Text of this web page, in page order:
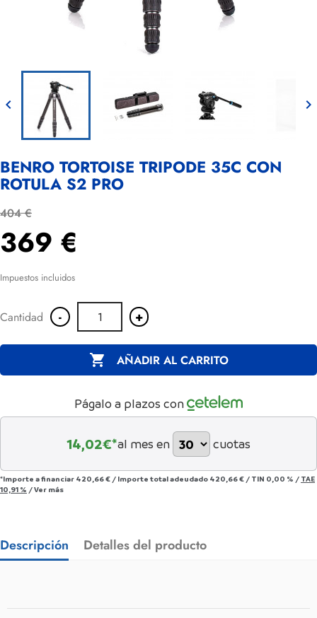
 
BENRO TORTOISE TRIPODE 35C CON
ROTULA S2 PRO
404 €
369 €
Impuestos incluidos
Cantidad - +
 AÑADIR AL CARRITO
Págalo a plazos con
14,02€*al mes en cuotas
*Importe a financiar 420,66 € / Importe total adeudado 420,66 € / TIN 0,00 % / TAE
10,91 % /Ver más
Descripción Detalles del producto